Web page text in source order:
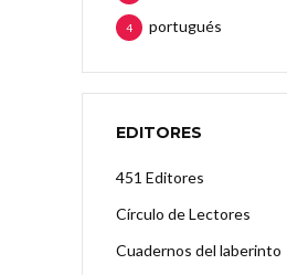
portugués
4
EDITORES
451 Editores
Círculo de Lectores
Cuadernos del laberinto